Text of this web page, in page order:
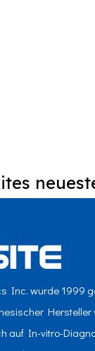
Inc. wurde 1999
Hersteller
auf In-vitro-